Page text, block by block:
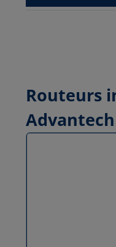
Routeurs
Advantech